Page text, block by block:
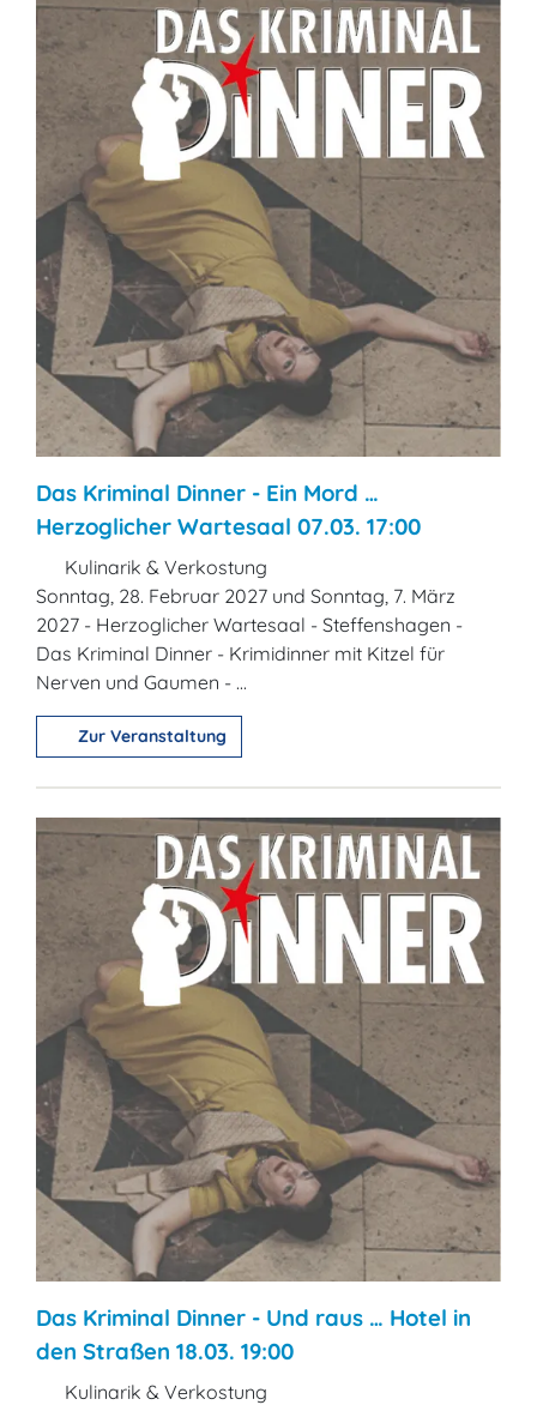
Das Kriminal Dinner - Ein Mord …
Herzoglicher Wartesaal 07.03. 17:00
Kulinarik & Verkostung
Sonntag, 28. Februar 2027 und Sonntag, 7. März
2027 - Herzoglicher Wartesaal - Steffenshagen -
Das Kriminal Dinner - Krimidinner mit Kitzel für
Nerven und Gaumen - ...
Zur Veranstaltung
Das Kriminal Dinner - Und raus … Hotel in
den Straßen 18.03. 19:00
Kulinarik & Verkostung